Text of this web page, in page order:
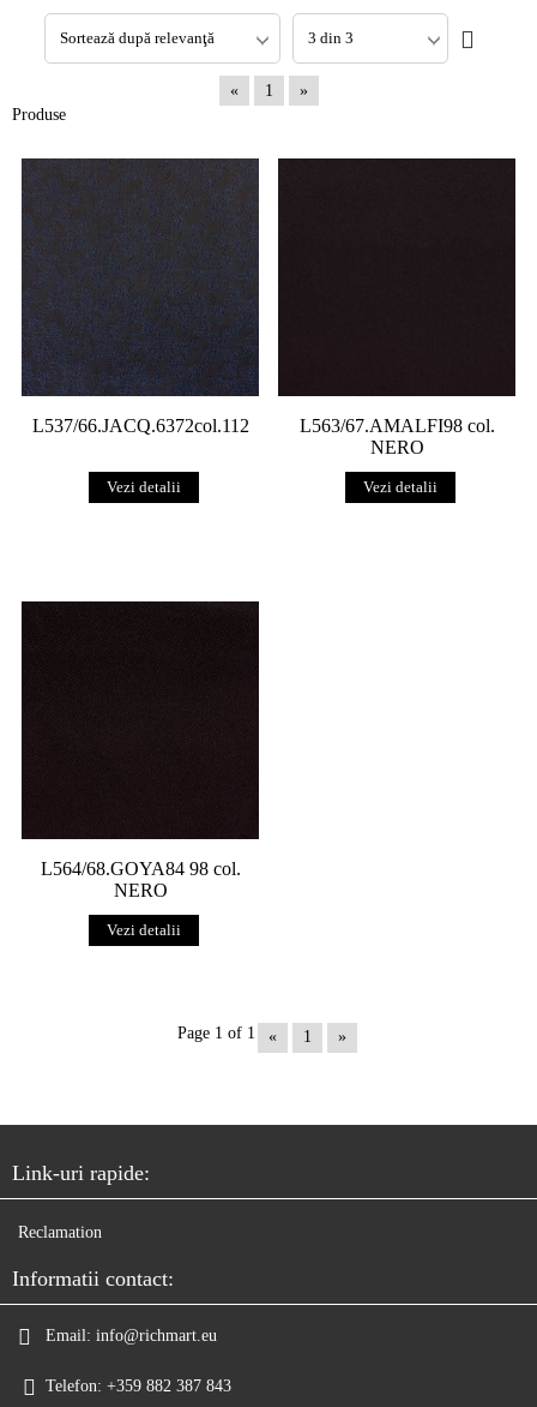
« 1
»
Produse
L537/66.JACQ.6372col.112
Vezi detalii
L563/67.AMALFI98 col.
NERO
Vezi detalii
L564/68.GOYA84 98 col.
NERO
Vezi detalii
Page 1 of 1 « 1 »
Link-uri rapide:
Reclamation
Informatii contact:
Email: info@richmart.eu
Telefon: +359 882 387 843